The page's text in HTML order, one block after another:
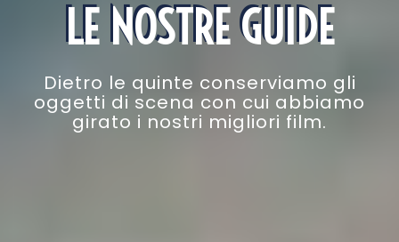
LE NOSTRE GUIDE
Dietro le quinte conserviamo gli
oggetti di scena con cui abbiamo
girato i nostri migliori film.